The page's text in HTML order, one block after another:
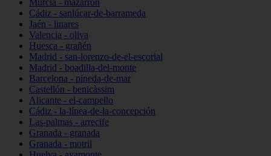
Murcia - mazarrón
Cádiz - sanlúcar-de-barrameda
Jaén - linares
Valencia - oliva
Huesca - grañén
Madrid - san-lorenzo-de-el-escorial
Madrid - boadilla-del-monte
Barcelona - pineda-de-mar
Castellón - benicàssim
Alicante - el-campello
Cádiz - la-línea-de-la-concepción
Las-palmas - arrecife
Granada - granada
Granada - motril